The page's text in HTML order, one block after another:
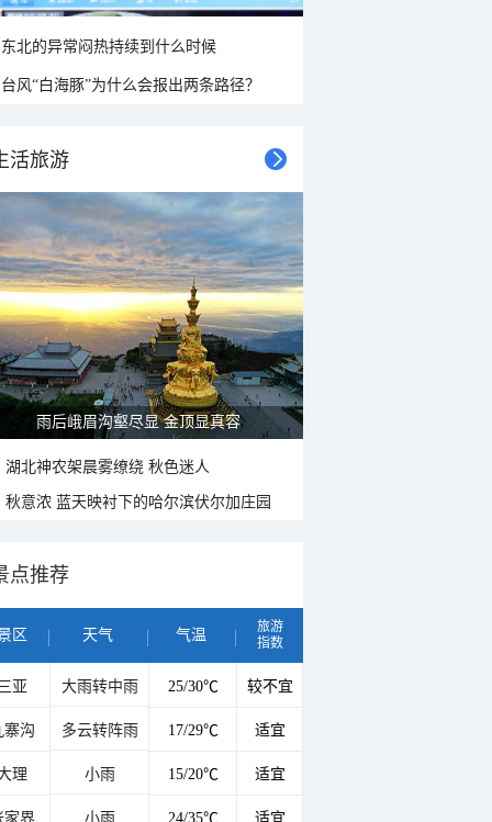
东北的异常闷热持续到什么时候
台风“白海豚”为什么会报出两条路径？
活旅游
雨后峨眉沟壑尽显 金顶显真容
湖北神农架晨雾缭绕 秋色迷人
秋意浓 蓝天映衬下的哈尔滨伏尔加庄园
点推荐
区 天气 气温
旅游
指数
亚 大雨转中雨 25/30℃ 较不宜
寨沟 多云转阵雨 17/29℃ 适宜
理 小雨 15/20℃ 适宜
家界 小雨 24/35℃ 适宜